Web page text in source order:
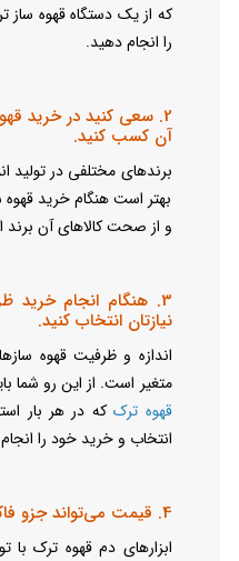
که از یک دستگاه قهوه
را انجام دهید.
2. سعی کنید در خرید
آن کسب کنید.
برندهای مختلفی در تولید
بهتر است هنگام خرید
و از صحت کالاهای آن برند
3. هنگام انجام خرید
نیازتان انتخاب کنید.
اندازه و ظرفیت قهوه
متغیر است. از این رو شما
قهوه‌ ترک
انتخاب و خرید خود را
4. قیمت می‌تواند جزو فاکتورهای مهم در خرید شما باشد.
ابزارهای دم قهوه ترک با